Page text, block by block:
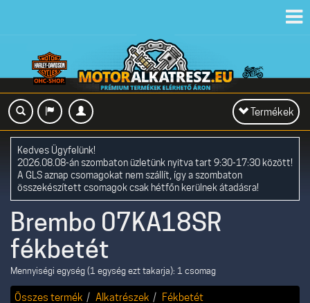
Toggle
navigation
Termékek
Kedves Ügyfelünk!
2026.08.08-án szombaton üzletünk nyitva tart 9:30-17:30 között!
A GLS aznap csomagokat nem szállít, így a szombaton
összekészített csomagok csak hétfőn kerülnek átadásra!
Brembo 07KA18SR
fékbetét
Mennyiségi egység (1 egység ezt takarja): 1 csomag
Összes termék Alkatrészek
Fékbetét